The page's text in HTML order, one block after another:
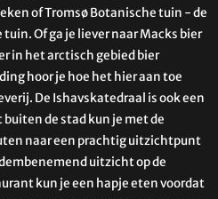
of Tromsø Botanische tuin - de
Of ga je liever naar Macks bier
in het arctisch gebied bier
hoor je hoe het hier aan toe
De Ishavskatedraal is ook een
de stad kun je met de
naar een prachtig uitzichtpunt
uitzicht op de
kun je een hapje eten voordat